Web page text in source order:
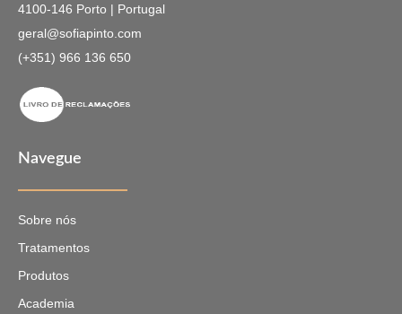
4100-146 Porto | Portugal
geral@sofiapinto.com
(+351) 966 136 650
Navegue
Sobre nós
Tratamentos
Produtos
Academia